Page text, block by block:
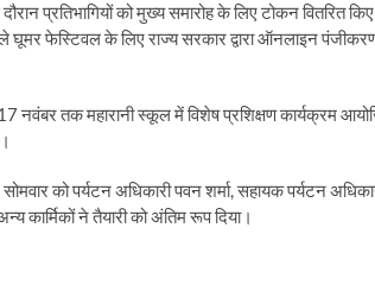
प्रतिभागियों को मुख्य समारोह के लिए टोकन वितरित
घूमर फेस्टिवल के लिए राज्य सरकार द्वारा ऑनलाइन
नवंबर तक महारानी स्कूल में विशेष प्रशिक्षण कार्यक्रम
को पर्यटन अधिकारी पवन शर्मा, सहायक पर्यटन
कार्मिकों ने तैयारी को अंतिम रूप दिया।